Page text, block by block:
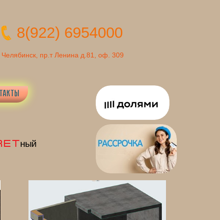
8(922) 6954000
Челябинск, пр.т Ленина д.81, оф. 309
ный